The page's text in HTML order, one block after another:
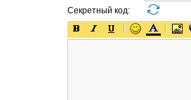
Секретный код: